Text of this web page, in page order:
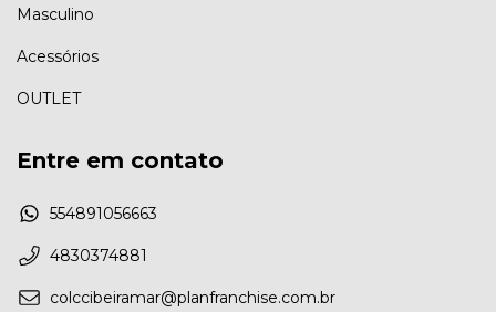
Masculino
Acessórios
OUTLET
Entre em contato
554891056663
4830374881
colccibeiramar@planfranchise.com.br